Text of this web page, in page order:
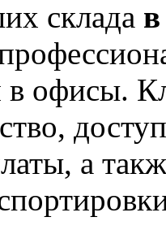
склада
офисы.
а